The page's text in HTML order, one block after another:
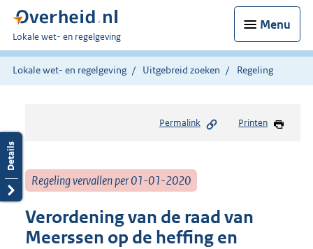
Menu
U
bent
hier:
Lokale wet- en regelgeving
Lokale wet- en regelgeving Uitgebreid zoeken Regeling
Permalink Printen
Regeling vervallen per 01-01-2020
Verordening van de raad van
Meerssen op de heffing en